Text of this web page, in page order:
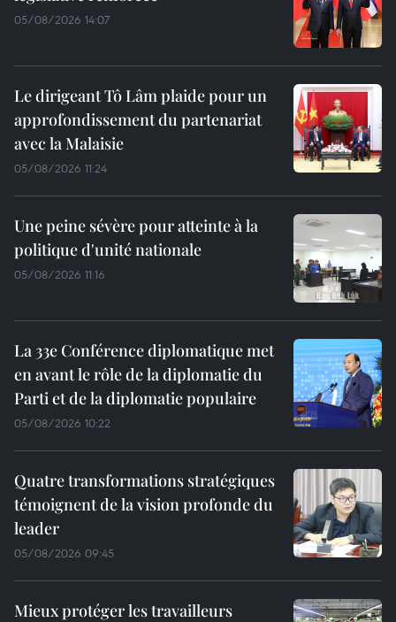
05/08/2026 14:07
Le dirigeant Tô Lâm plaide pour un
approfondissement du partenariat
avec la Malaisie
05/08/2026 11:24
Une peine sévère pour atteinte à la
politique d'unité nationale
05/08/2026 11:16
La 33e Conférence diplomatique met
en avant le rôle de la diplomatie du
Parti et de la diplomatie populaire
05/08/2026 10:22
Quatre transformations stratégiques
témoignent de la vision profonde du
leader
05/08/2026 09:45
Mieux protéger les travailleurs